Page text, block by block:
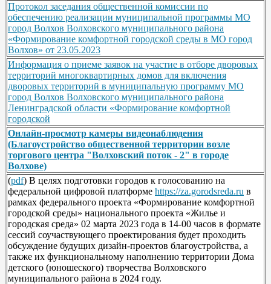
Протокол заседания общественной комиссии по
обеспечению реализации муниципальной программы МО
город Волхов Волховского муниципального района
«Формирование комфортной городской среды в МО город
Волхов» от 23.05.2023
Информация о приеме заявок на участие в отборе дворовых
территорий многоквартирных домов для включения
дворовых территорий в муниципальную программу МО
город Волхов Волховского муниципального района
Ленинградской области «Формирование комфортной
городской
Онлайн-просмотр камеры видеонаблюдения
(Благоустройство общественной территории возле
торгового центра "Волховский поток - 2" в городе
Волхове)
(pdf) В целях подготовки городов к голосованию на
федеральной цифровой платформе https://za.gorodsreda.ru в
рамках федерального проекта «Формирование комфортной
городской среды» национального проекта «Жилье и
городская среда» 02 марта 2023 года в 14-00 часов в формате
сессий соучаствующего проектирования будет проходить
обсуждение будущих дизайн-проектов благоустройства, а
также их функциональному наполнению территории Дома
детского (юношеского) творчества Волховского
муниципального района в 2024 году.